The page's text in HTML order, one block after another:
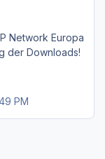
but I'm very
install it on the
still active
advice to try to
Network Europa
der Downloads!
PM